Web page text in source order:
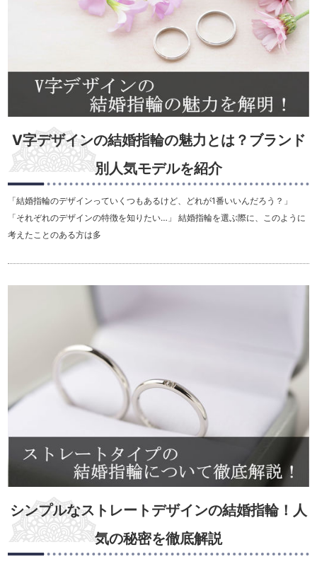
V字デザインの結婚指輪の魅力とは？ブランド
別人気モデルを紹介
「結婚指輪のデザインっていくつもあるけど、どれが1番いいんだろう？」
「それぞれのデザインの特徴を知りたい…」 結婚指輪を選ぶ際に、このように
考えたことのある方は多
シンプルなストレートデザインの結婚指輪！人
気の秘密を徹底解説